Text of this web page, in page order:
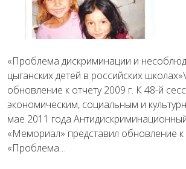
«Проблема дискриминации и
цыганских детей в российских
обновление к отчету 2009 г. К 48-й
экономическим, социальным и
мае 2011 года
«Мемориал» представил обновление к
«Проблема…